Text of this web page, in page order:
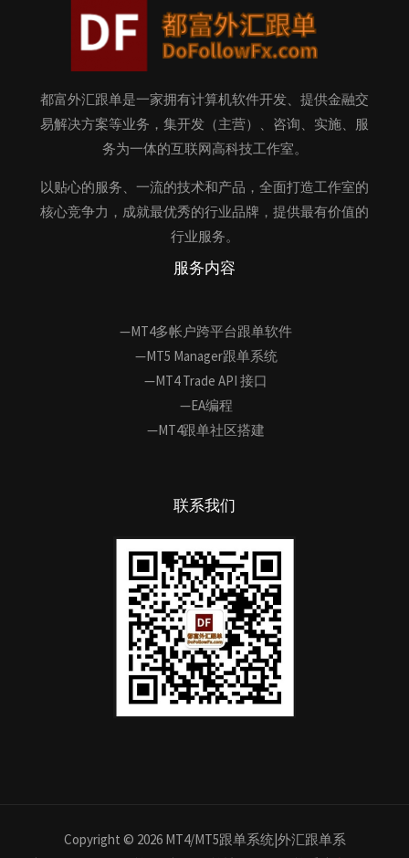
都富外汇跟单是一家拥有计算机软件开发、提供金融交
易解决方案等业务，集开发（主营）、咨询、实施、服
务为一体的互联网高科技工作室。
以贴心的服务、一流的技术和产品，全面打造工作室的
核心竞争力，成就最优秀的行业品牌，提供最有价值的
行业服务。
服务内容
—MT4多帐户跨平台跟单软件
—MT5 Manager跟单系统
—MT4 Trade API 接口
—EA编程
—MT4跟单社区搭建
联系我们
Copyright © 2026 MT4/MT5跟单系统|外汇跟单系